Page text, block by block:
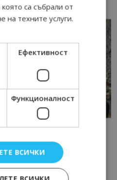
са събрали от
на техните услуги.
Ефективност
Функционалност
ВСИЧКИ